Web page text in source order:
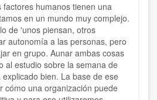
humanos tienen una
en un mundo muy complejo.
de 'unos piensan, otros
autonomía a las personas, pero
en grupo. Aunar ambas cosas
al estudio sobre la semana de
bien. La base de ese
cómo una organización puede